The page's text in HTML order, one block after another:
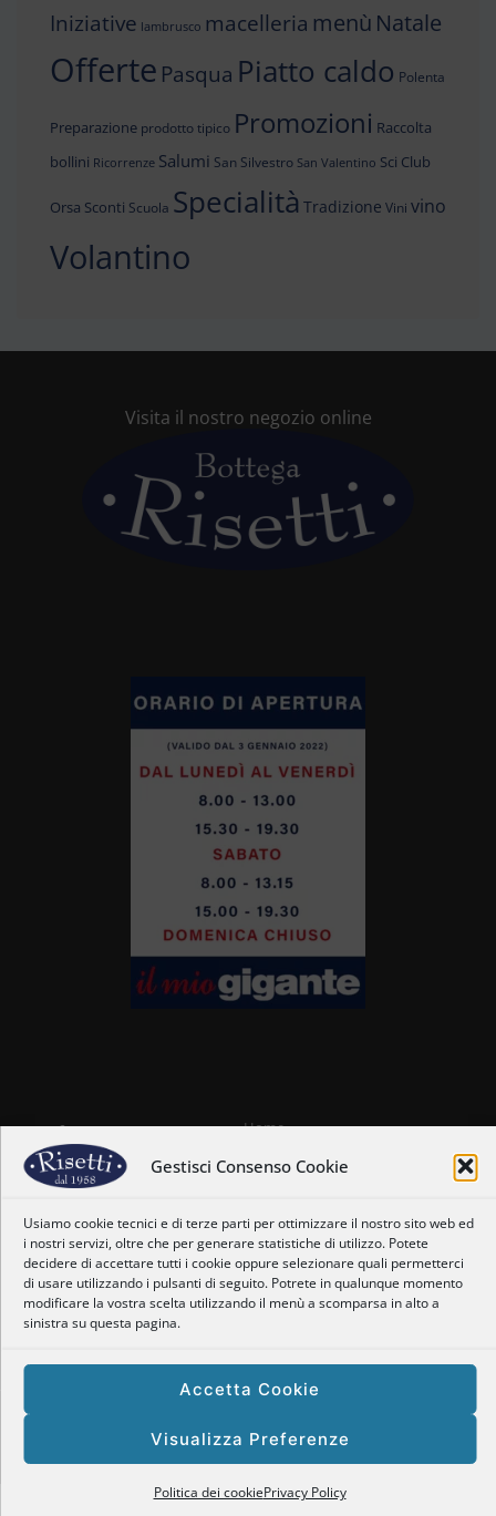
Gestisci Consenso Cookie
Usiamo cookie tecnici e di terze parti per ottimizzare il nostro sito web ed
i nostri servizi, oltre che per generare statistiche di utilizzo. Potete
decidere di accettare tutti i cookie oppure selezionare quali permetterci
di usare utilizzando i pulsanti di seguito. Potrete in qualunque momento
modificare la vostra scelta utilizzando il menù a scomparsa in alto a
sinistra su questa pagina.
Accetta Cookie
Visualizza Preferenze
Politica dei cookiePrivacy Policy
Iniziative lambrusco macelleria menù Natale
Offerte Pasqua Piatto caldo Polenta
Preparazione prodotto tipico Promozioni Raccolta
bollini Ricorrenze Salumi San Silvestro San Valentino Sci Club
Orsa Sconti Scuola Specialità Tradizione Vini vino
Volantino
Visita il nostro negozio online
Home
Il nostro staff
Dove siamo
Orari
Newsletter
Privacy Policy
Tema responsive | Site byTomarelli Marco